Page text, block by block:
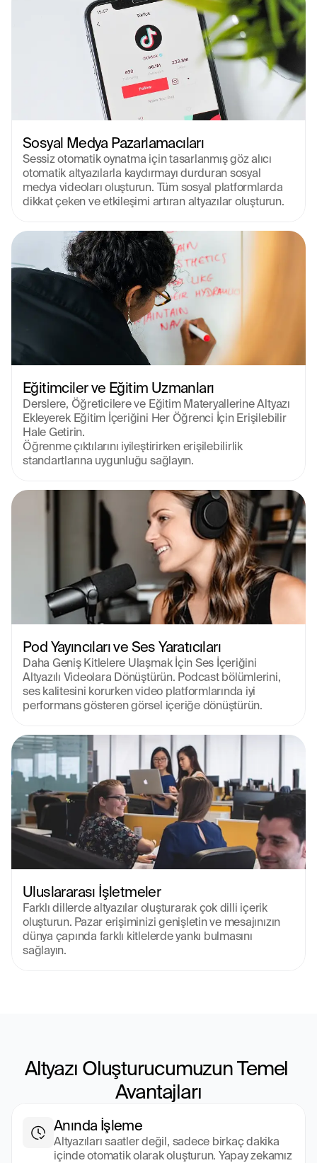
Sosyal Medya Pazarlamacıları
Sessiz otomatik oynatma için tasarlanmış göz alıcı
otomatik altyazılarla kaydırmayı durduran sosyal
medya videoları oluşturun. Tüm sosyal platformlarda
dikkat çeken ve etkileşimi artıran altyazılar oluşturun.
Eğitimciler ve Eğitim Uzmanları
Derslere, Öğreticilere ve Eğitim Materyallerine Altyazı
Ekleyerek Eğitim İçeriğini Her Öğrenci İçin Erişilebilir
Hale Getirin.
Öğrenme çıktılarını iyileştirirken erişilebilirlik
standartlarına uygunluğu sağlayın.
Pod Yayıncıları ve Ses Yaratıcıları
Daha Geniş Kitlelere Ulaşmak İçin Ses İçeriğini
Altyazılı Videolara Dönüştürün. Podcast bölümlerini,
ses kalitesini korurken video platformlarında iyi
performans gösteren görsel içeriğe dönüştürün.
Uluslararası İşletmeler
Farklı dillerde altyazılar oluşturarak çok dilli içerik
oluşturun. Pazar erişiminizi genişletin ve mesajınızın
dünya çapında farklı kitlelerde yankı bulmasını
sağlayın.
Altyazı Oluşturucumuzun Temel
Avantajları
Anında İşleme
Altyazıları saatler değil, sadece birkaç dakika
içinde otomatik olarak oluşturun. Yapay zekamız